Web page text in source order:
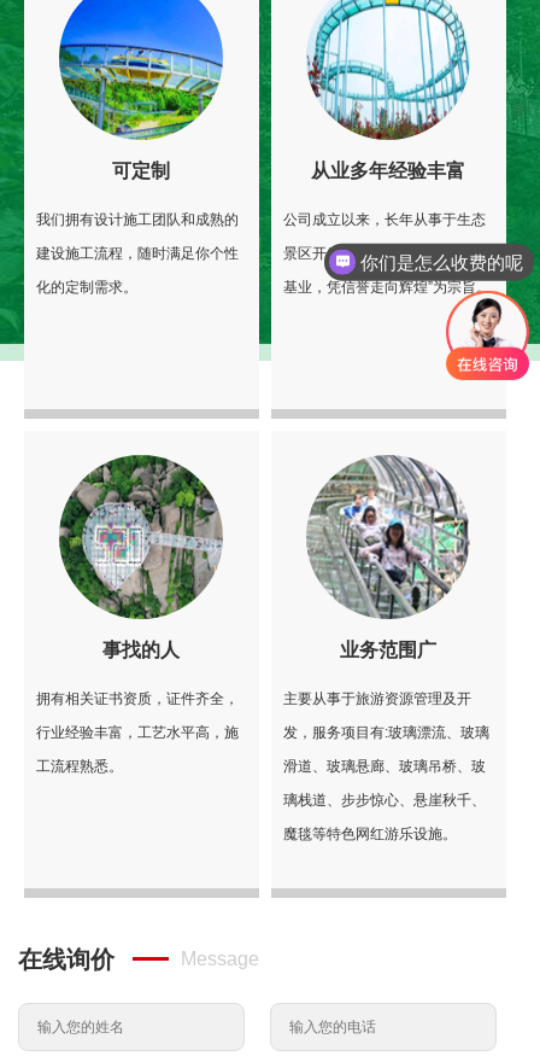
可定制
我们拥有设计施工团队和成熟的
建设施工流程，随时满足你个性
化的定制需求。
从业多年经验丰富
公司成立以来，长年从事于生态
景区开发、建设，以“靠质量创建
基业，凭信誉走向辉煌”为宗旨。
事找的人
拥有相关证书资质，证件齐全，
行业经验丰富，工艺水平高，施
工流程熟悉。
业务范围广
主要从事于旅游资源管理及开
发，服务项目有:玻璃漂流、玻璃
滑道、玻璃悬廊、玻璃吊桥、玻
璃栈道、步步惊心、悬崖秋千、
魔毯等特色网红游乐设施。
在线询价 Message
你们是怎么收费的呢
现在有优惠活动吗